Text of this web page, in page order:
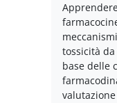
tossicità
base delle